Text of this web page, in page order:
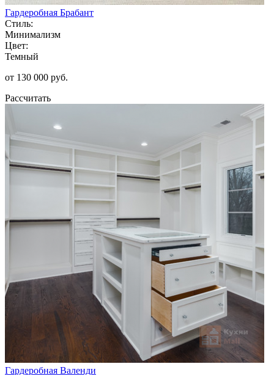
Гардеробная Брабант
Стиль:
Минимализм
Цвет:
Темный
от 130 000 руб.
Рассчитать
Гардеробная Валенди